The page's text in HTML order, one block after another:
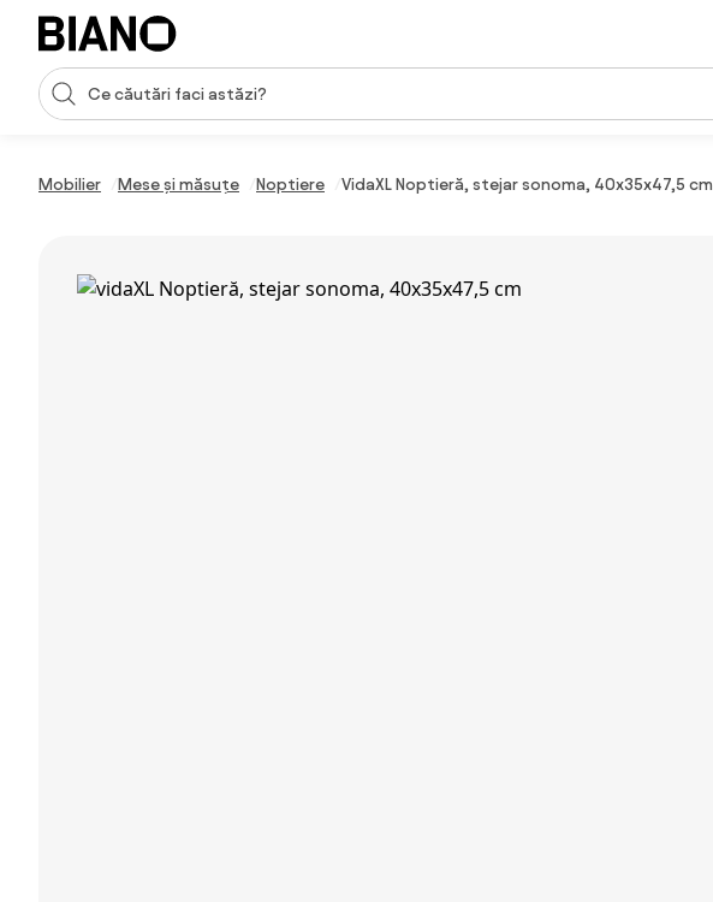
Sari peste navigare, accesează conținutul
Introducerea căutării
Mobilier Mese și măsuțe Noptiere VidaXL Noptieră, stejar sonoma, 40x35x47,5 cm